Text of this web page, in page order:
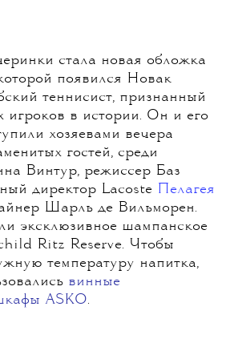
стала новая обложка
появился Новак
теннисист, признанный
игроков в истории. Он и его
хозяевами вечера
гостей, среди
Винтур, режиссер Баз
директор Lacoste Пелагея
Шарль де Вильморен.
эксклюзивное шампанское
Ritz Reserve. Чтобы
температуру напитка,
винные
ASKO.